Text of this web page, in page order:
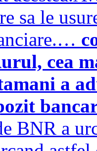
sa le
cea
a
BNR a